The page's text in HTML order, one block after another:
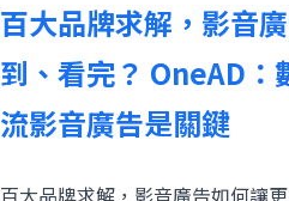
百大品牌求解，影音
到、看完？ OneAD：
流影音廣告是關鍵
百大品牌求解，影音廣告如何讓